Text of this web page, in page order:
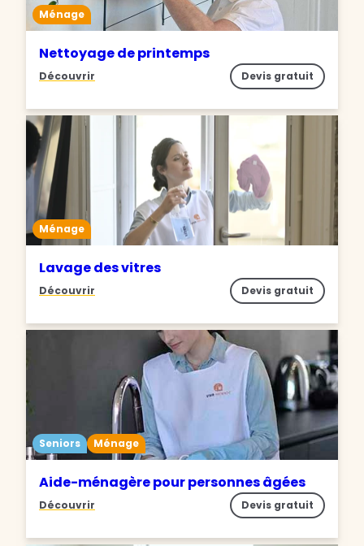
Ménage
Nettoyage de printemps
Découvrir Devis gratuit
Ménage
Lavage des vitres
Découvrir Devis gratuit
Seniors Ménage
Aide-ménagère pour personnes âgées
Découvrir Devis gratuit